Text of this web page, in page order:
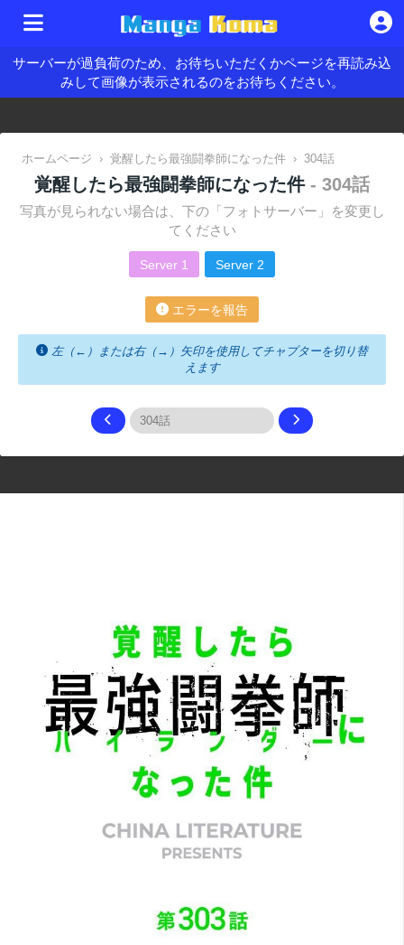
サーバーが過負荷のため、お待ちいただくかページを再読み込
みして画像が表示されるのをお待ちください。
ホームページ › 覚醒したら最強闘拳師になった件 › 304話
覚醒したら最強闘拳師になった件 - 304話
写真が見られない場合は、下の「フォトサーバー」を変更し
てください
Server 1 Server 2
エラーを報告
左（←）または右（→）矢印を使用してチャプターを切り替
えます